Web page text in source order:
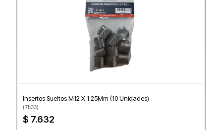
Insertos Sueltos M12 X 1.25Mm (10 Unidades)
(7833)
$ 7.632